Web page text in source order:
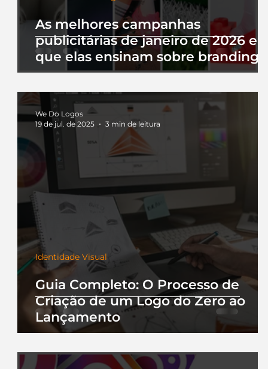
As melhores campanhas
publicitárias de janeiro de 2026 e
que elas ensinam sobre branding
Guia Completo: O Processo de
Criação de um Logo do Zero ao
Lançamento
Identidade Visual
We Do Logos
19 de jul. de 2025
3 min de leitura